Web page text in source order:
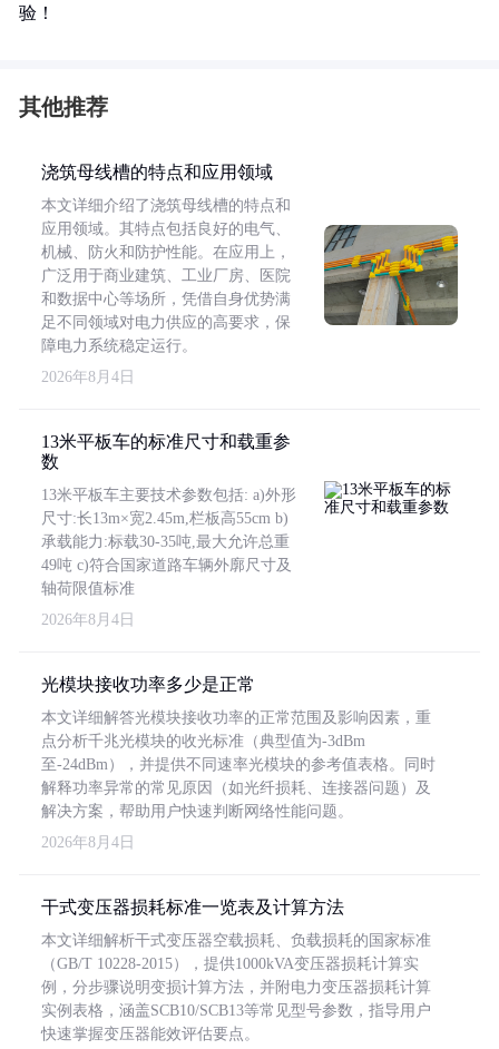
验！
其他推荐
浇筑母线槽的特点和应用领域
本文详细介绍了浇筑母线槽的特点和
应用领域。其特点包括良好的电气、
机械、防火和防护性能。在应用上，
广泛用于商业建筑、工业厂房、医院
和数据中心等场所，凭借自身优势满
足不同领域对电力供应的高要求，保
障电力系统稳定运行。
2026年8月4日
13米平板车的标准尺寸和载重参
数
13米平板车主要技术参数包括: a)外形
尺寸:长13m×宽2.45m,栏板高55cm b)
承载能力:标载30-35吨,最大允许总重
49吨 c)符合国家道路车辆外廓尺寸及
轴荷限值标准
2026年8月4日
光模块接收功率多少是正常
本文详细解答光模块接收功率的正常范围及影响因素，重
点分析千兆光模块的收光标准（典型值为-3dBm
至-24dBm），并提供不同速率光模块的参考值表格。同时
解释功率异常的常见原因（如光纤损耗、连接器问题）及
解决方案，帮助用户快速判断网络性能问题。
2026年8月4日
干式变压器损耗标准一览表及计算方法
本文详细解析干式变压器空载损耗、负载损耗的国家标准
（GB/T 10228-2015），提供1000kVA变压器损耗计算实
例，分步骤说明变损计算方法，并附电力变压器损耗计算
实例表格，涵盖SCB10/SCB13等常见型号参数，指导用户
快速掌握变压器能效评估要点。